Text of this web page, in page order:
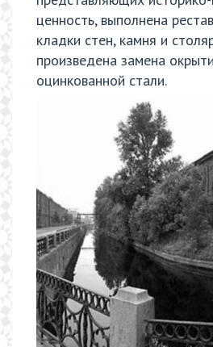
ценность, выполнена
кладки стен, камня и
произведена замена
оцинкованной стали.